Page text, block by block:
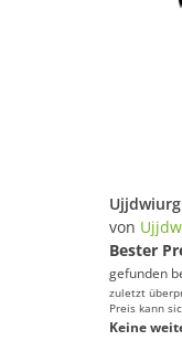
von
Bester
gefunden
zuletzt
Preis kann
Keine